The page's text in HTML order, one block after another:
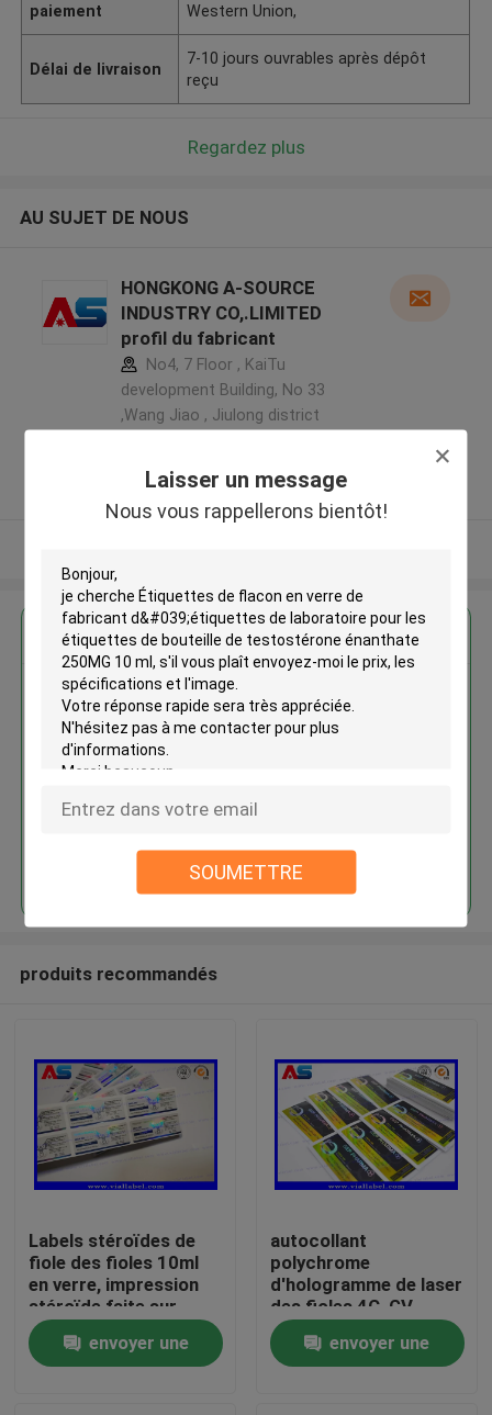
Laisser un message
Nous vous rappellerons bientôt!
SOUMETTRE
Maison
Produits
paiement
Western Union,
Délai de livraison
7-10 jours ouvrables après dépôt
reçu
Regardez plus
AU SUJET DE NOUS
HONGKONG A-SOURCE
INDUSTRY CO,.LIMITED
profil du fabricant
No4, 7 Floor , KaiTu
development Building, No 33
,Wang Jiao , Jiulong district
Fournisseur vérifié
Étiquettes de flacon en verre de
fabricant d'étiquettes de
énanthate 250MG 10 ml
Continuer
produits recommandés
Labels stéroïdes de
fiole des fioles 10ml
en verre, impression
stéroïde faite sur
commande
d'autocollant
envoyer une
autocollant
polychrome
d'hologramme de laser
des fioles 4C, GV
imprimant des labels
de bouteilleenvoyer une